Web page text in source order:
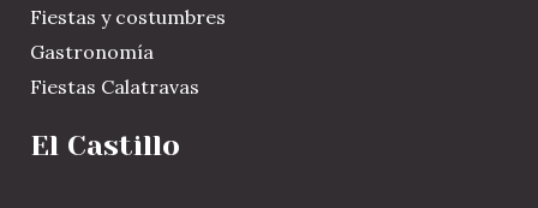
Fiestas y costumbres
Gastronomía
Fiestas Calatravas
El Castillo